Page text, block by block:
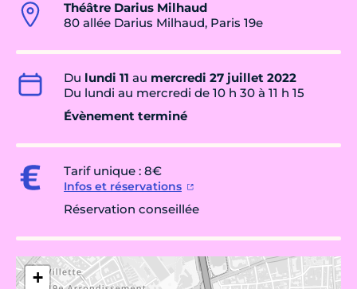
Théâtre Darius Milhaud
80 allée Darius Milhaud, Paris 19e
Du lundi 11 au mercredi 27 juillet 2022
Du lundi au mercredi de 10 h 30 à 11 h 15
Évènement terminé
Tarif unique : 8€
Infos et réservations
Réservation conseillée
+